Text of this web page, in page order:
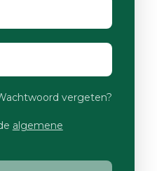
vergeten?
algemene